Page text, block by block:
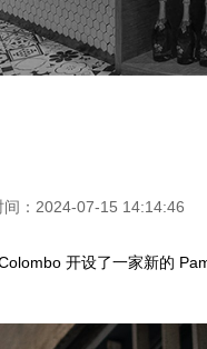
间：2024-07-15 14:14:46
开设了一家新的